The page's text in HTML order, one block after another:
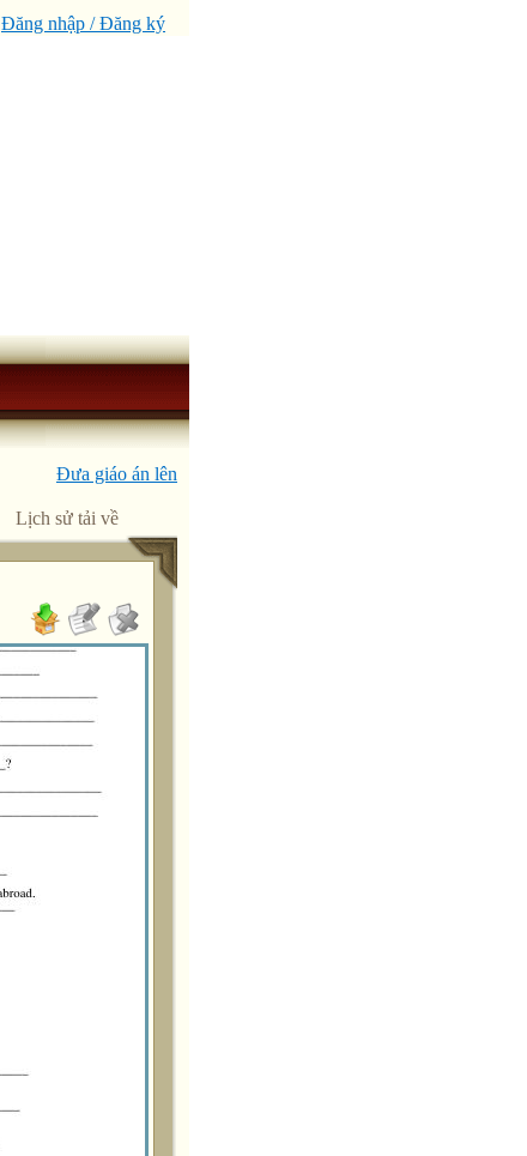
Đăng nhập / Đăng ký
Đưa giáo án lên
Lịch sử tải về